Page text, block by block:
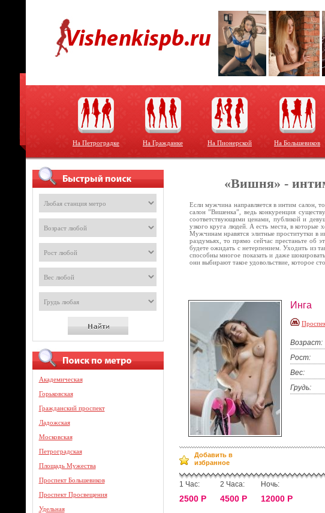
На Петроградке На Гражданке На Пионерской На Большевиков
Академическая
Горьковская
Гражданский проспект
Ладожская
Московская
Петроградская
Площадь Мужества
Проспект Большевиков
Проспект Просвещения
Удельная
«Вишня» -
Если мужчина направляется в интим салон,
салон ”Вишенка”, ведь конкуренция
соответствующими ценами, публикой и
узкого круга людей. А есть места, в которые
Мужчинам нравятся элитные проститутки в
раздумьях, то прямо сейчас престаньте об
будете ожидать с нетерпением. Уходить из
способны многое показать и даже
они выбирают такое удовольствие, которое
Инга
Возраст:
Рост:
Вес:
Грудь:
Добавить в
избранное
1 Час:
2500 Р
2 Часа:
4500 Р
Ночь:
12000 Р